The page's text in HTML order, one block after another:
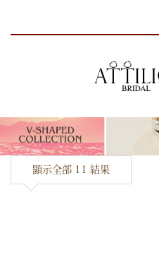
婚戒系列
顯示全部 11 結果